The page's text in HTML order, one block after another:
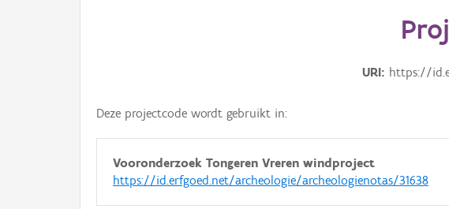
URI https://
Deze projectcode wordt gebruikt in:
Vooronderzoek Tongeren Vreren windproject
https://id.erfgoed.net/archeologie/archeologienotas/31638